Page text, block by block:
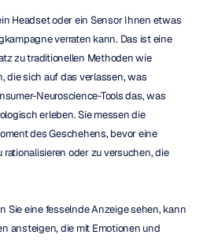
Headset oder ein Sensor Ihnen etwas
verraten kann. Das ist eine
zu traditionellen Methoden wie
die sich auf das verlassen, was
Neuroscience-Tools das, was
erleben. Sie messen die
des Geschehens, bevor eine
rationalisieren oder zu versuchen, die
Sie eine fesselnde Anzeige sehen, kann
ansteigen, die mit Emotionen und